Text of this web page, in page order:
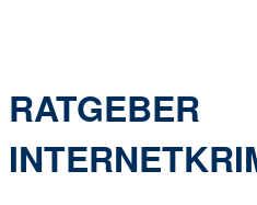
RATGEBER